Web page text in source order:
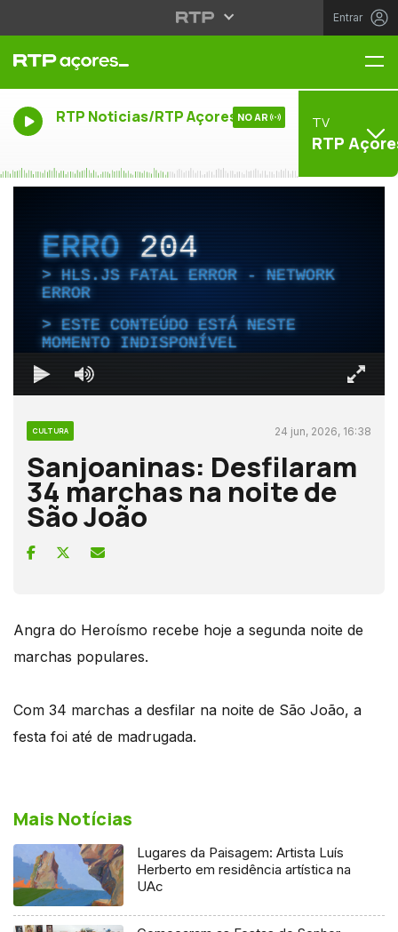
Entrar
RTP Noticias/RTP Açores NO AR TV
RTP
ERRO204
HLS.JS FATAL ERROR - NETWORK
ERROR
ESTE CONTEÚDO ESTÁ NESTE
MOMENTO INDISPONÍVEL
CULTURA 24 jun, 2026, 16:38
Sanjoaninas: Desfilaram
34 marchas na noite de
São João
Angra do Heroísmo recebe hoje a segunda noite de
marchas populares.
Com 34 marchas a desfilar na noite de São João, a
festa foi até de madrugada.
Mais Notícias
Lugares da Paisagem: Artista Luís
Herberto em residência artística na
UAc